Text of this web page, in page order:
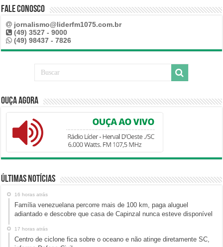
Fale Conosco
jornalismo@liderfm1075.com.br
(49) 3527 - 9000
(49) 98437 - 7826
Ouça Agora
Últimas Notícias
16 horas atrás
Família venezuelana percorre mais de 100 km, paga aluguel
adiantado e descobre que casa de Capinzal nunca esteve disponível
17 horas atrás
Centro de ciclone fica sobre o oceano e não atinge diretamente SC,